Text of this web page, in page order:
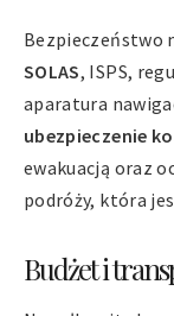
Bezpieczeństwo
SOLAS, ISPS,
aparatura
ubezpieczenie
ewakuacją oraz
podróży, która
Budżet i